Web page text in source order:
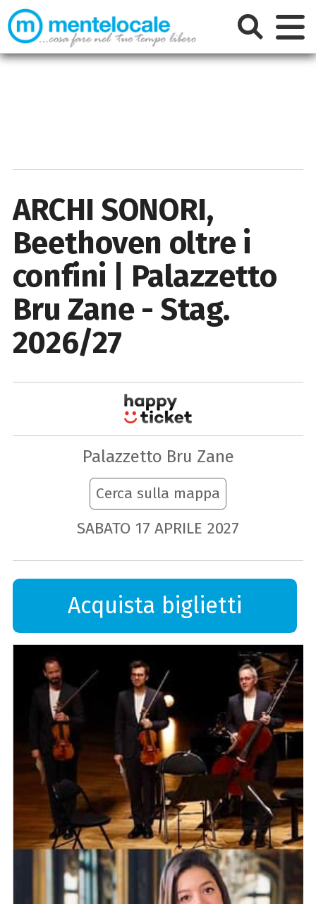
ARCHI SONORI,
Beethoven oltre i
confini | Palazzetto
Bru Zane - Stag.
2026/27
Palazzetto Bru Zane
Cerca sulla mappa
SABATO 17 APRILE 2027
Acquista biglietti